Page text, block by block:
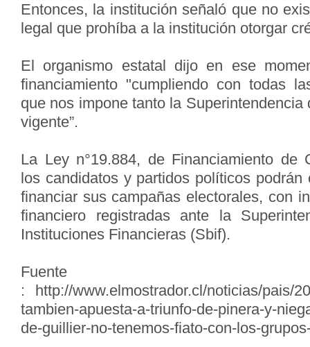
Entonces, la institución señaló que no
legal que prohíba a la institución otorgar
El organismo estatal dijo en ese
financiamiento "cumpliendo con todas
que nos impone tanto la
vigente”.
La Ley n°19.884, de Financiamiento de
los candidatos y partidos políticos podrán
financiar sus campañas electorales, con
financiero registradas ante la
Instituciones Financieras (Sbif).
Fuente
: http://www.elmostrador.cl/noticias/pais/
tambien-apuesta-a-triunfo-de-pinera-y-
de-guillier-no-tenemos-fiato-con-los-